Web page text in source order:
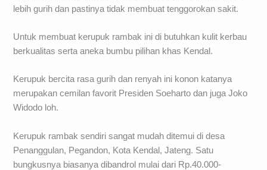
lebih gurih dan pastinya tidak membuat tenggorokan sakit.
Untuk membuat kerupuk rambak ini di butuhkan kulit kerbau
berkualitas serta aneka bumbu pilihan khas Kendal.
Kerupuk bercita rasa gurih dan renyah ini konon katanya
merupakan cemilan favorit Presiden Soeharto dan juga Joko
Widodo loh.
Kerupuk rambak sendiri sangat mudah ditemui di desa
Penanggulan, Pegandon, Kota Kendal, Jateng. Satu
bungkusnya biasanya dibandrol mulai dari Rp.40.000-